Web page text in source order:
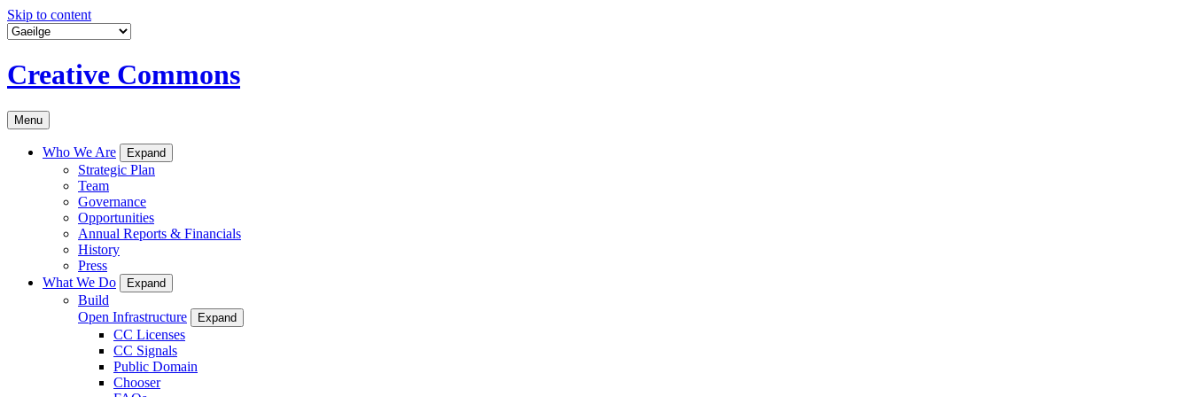
Skip to content
Creative Commons
Menu
Who We Are Expand
Strategic Plan
Team
Governance
Opportunities
Annual Reports & Financials
History
Press
What We Do
Expand
Build
Open Infrastructure
Expand
CC Licenses
CC Signals
Public Domain
Chooser